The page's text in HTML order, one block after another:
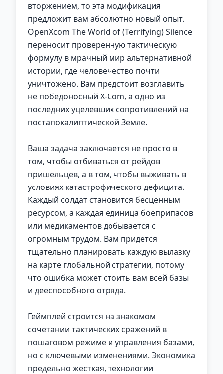
вторжением, то эта модификация
предложит вам абсолютно новый опыт.
OpenXcom The World of (Terrifying) Silence
переносит проверенную тактическую
формулу в мрачный мир альтернативной
истории, где человечество почти
уничтожено. Вам предстоит возглавить
не победоносный X-Com, а одно из
последних уцелевших сопротивлений на
постапокалиптической Земле.
Ваша задача заключается не просто в
том, чтобы отбиваться от рейдов
пришельцев, а в том, чтобы выживать в
условиях катастрофического дефицита.
Каждый солдат становится бесценным
ресурсом, а каждая единица боеприпасов
или медикаментов добывается с
огромным трудом. Вам придется
тщательно планировать каждую вылазку
на карте глобальной стратегии, потому
что ошибка может стоить вам всей базы
и дееспособного отряда.
Геймплей строится на знакомом
сочетании тактических сражений в
пошаговом режиме и управления базами,
но с ключевыми изменениями. Экономика
предельно жесткая, технологии